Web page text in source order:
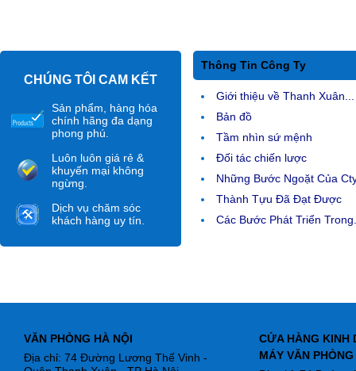
CHÚNG TÔI CAM KẾT
Sản phẩm, hàng hóa
chính hãng đa dạng
phong phú.
Luôn luôn giá rẻ &
khuyến mại không
ngừng.
Dịch vụ chăm sóc
khách hàng uy tín.
Thông Tin Công Ty
Giới thiệu về Thanh Xuân...
Bản đồ
Tầm nhìn sứ mệnh
Đối tác chiến lược
Những Bước Ngoặt Của
Thành Tựu Đã Đạt Được
Các Bước Phát Triển
VĂN PHÒNG HÀ NỘI
Địa chỉ: 74 Đường Lương Thế Vinh -
CỬA HÀNG KINH
MÁY VĂN PHÒNG